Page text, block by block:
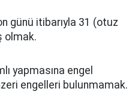
günü itibarıyla 31 (otuz
olmak.
yapmasına engel
engelleri bulunmamak.